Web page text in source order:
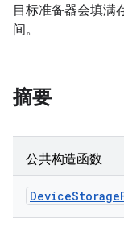
目标准备器会填满
间。
摘要
公共构造函数
DeviceStorage